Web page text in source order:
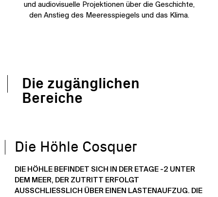
und audiovisuelle Projektionen über die Geschichte,
den Anstieg des Meeresspiegels und das Klima.
Die zugänglichen
Bereiche
Die Höhle Cosquer
DIE HÖHLE BEFINDET SICH IN DER ETAGE -2 UNTER
DEM MEER, DER ZUTRITT ERFOLGT
AUSSCHLIESSLICH ÜBER EINEN LASTENAUFZUG. DIE B